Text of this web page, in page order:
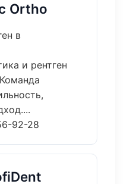
Ortho
в
и рентген
92-28